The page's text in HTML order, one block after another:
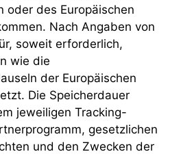
oder des Europäischen
Nach Angaben von
soweit erforderlich,
wie die
der Europäischen
Die Speicherdauer
jeweiligen Tracking-
gesetzlichen
und den Zwecken der